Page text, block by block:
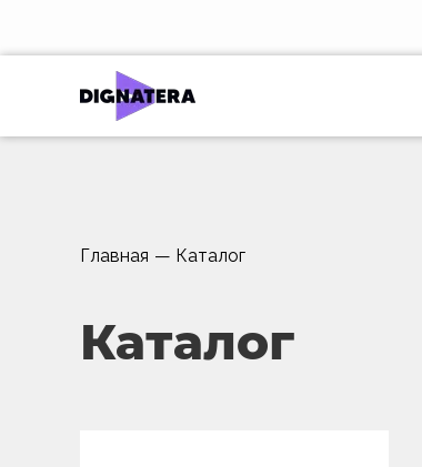
Главная — Каталог
Каталог